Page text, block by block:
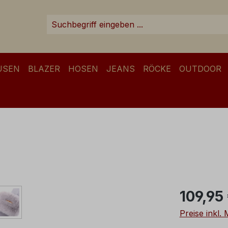
BLAZER HOSEN JEANS RÖCKE OUTDOOR
Regulärer
109,95
Preise inkl.